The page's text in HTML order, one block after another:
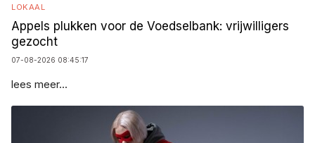
LOKAAL
Appels plukken voor de Voedselbank: vrijwilligers
gezocht
07-08-2026 08:45:17
lees meer...